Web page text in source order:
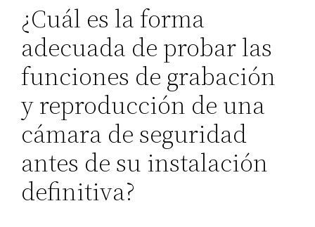
¿Cuál es la forma
adecuada de probar las
funciones de grabación
y reproducción de una
cámara de seguridad
antes de su instalación
definitiva?